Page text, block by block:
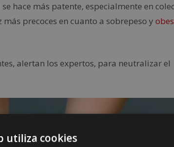
hace más patente, especialmente en
precoces en cuanto a sobrepeso y
alertan los expertos, para neutralizar el
utiliza cookies